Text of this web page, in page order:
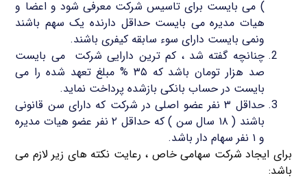
) می بایست برای تاسیس شرکت معرفی شود و اعضا و
هیات مدیره می بایست حداقل دارنده یک سهم باشند
ونمی بایست دارای سوء سابقه کیفری باشند.
چنانچه گفته شد ، کم ترین دارایی شرکت می بایست
صد هزار تومان باشد که ۳۵ % مبلغ تعهد شده را می
بایست در حساب بانکی بازشده پرداخت نماید.
حداقل ۳ نفر عضو اصلی در شرکت که دارای سن قانونی
باشند ( ۱۸ سال سن ) که حداقل ۲ نفر عضو هیات مدیره
و ۱ نفر سهام دار باشد.
برای ایجاد شرکت سهامی خاص ، رعایت نکته های زیر لازم می
باشد: